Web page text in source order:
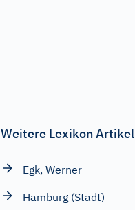
Weitere Lexikon Artikel
Egk, Werner
Hamburg (Stadt)